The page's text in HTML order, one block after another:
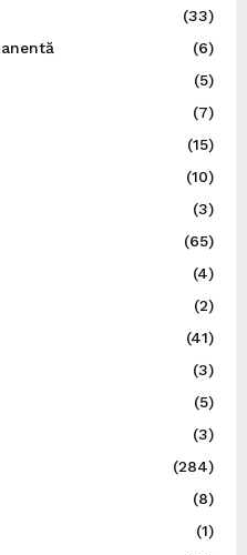
(33)
(6)
(5)
(7)
(15)
(10)
(3)
(65)
(4)
(2)
(41)
(3)
(5)
(3)
(284)
(8)
(1)